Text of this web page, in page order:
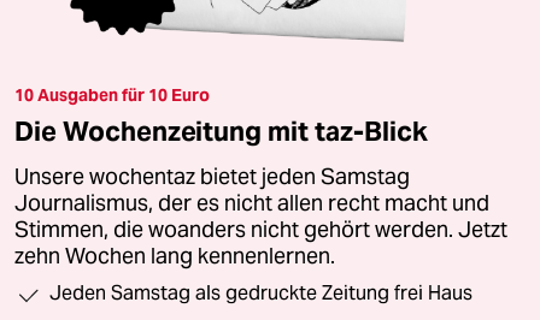
10 Ausgaben für 10 Euro
Die Wochenzeitung mit taz-Blick
Unsere wochentaz bietet jeden Samstag
Journalismus, der es nicht allen recht macht und
Stimmen, die woanders nicht gehört werden. Jetzt
zehn Wochen lang kennenlernen.
Jeden Samstag als gedruckte Zeitung frei Haus